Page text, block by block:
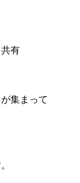
有
集まって